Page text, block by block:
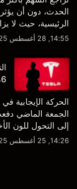
الحدث، دون أن
الرئيسية، حيث لا
الشراء المفرط.
14:55, 28 أغسطس 2025
6%
الحركة
الجمعة الماضي
إلى التحول للون
النظرة الفنية
14:26, 25 أغسطس 2025